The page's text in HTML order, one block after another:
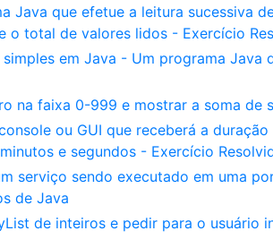
Java que efetue a leitura sucessiva
o total de valores lidos - Exercício
em Java - Um programa
na faixa 0-999 e mostrar a soma de
ou GUI que receberá a
e segundos - Exercício
serviço sendo executado em uma
de Java
de inteiros e pedir para o usuário